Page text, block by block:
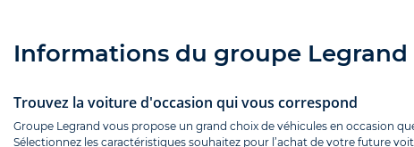
Informations du groupe Legrand
Trouvez la voiture d'occasion qui vous correspond
Groupe Legrand vous propose un grand choix de véhicules en occasion
Sélectionnez les caractéristiques souhaitez pour l’achat de votre future